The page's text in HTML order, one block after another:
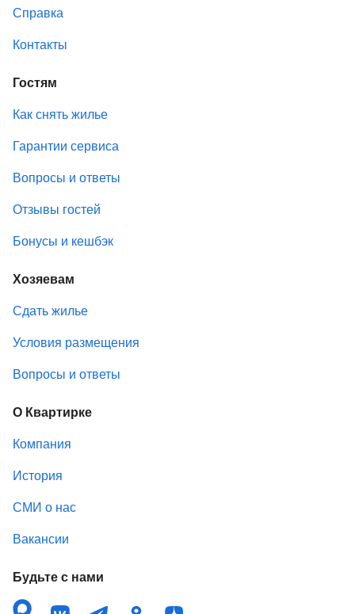
Справка
Контакты
Гостям
Как снять жилье
Гарантии сервиса
Вопросы и ответы
Отзывы гостей
Бонусы и кешбэк
Хозяевам
Сдать жилье
Условия размещения
Вопросы и ответы
О Квартирке
Компания
История
СМИ о нас
Вакансии
Будьте с нами